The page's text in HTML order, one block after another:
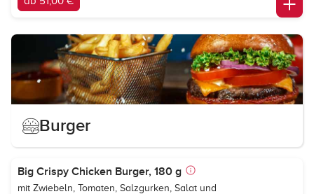
Burger
Big Crispy Chicken Burger, 180 g
mit Zwiebeln, Tomaten, Salzgurken, Salat und